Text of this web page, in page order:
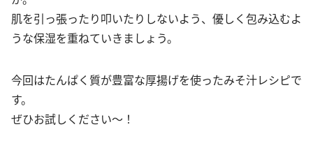
肌を引っ張ったり叩いたりしないよう、優しく包み込むよ
うな保湿を重ねていきましょう。
今回はたんぱく質が豊富な厚揚げを使ったみそ汁レシピで
す。
ぜひお試しください〜！